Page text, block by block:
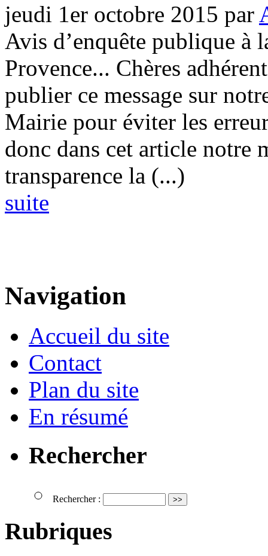
jeudi 1er octobre 2015 par
Avis d’enquête publique à
Provence... Chères
publier ce message sur
Mairie pour éviter les
donc dans cet article notre
transparence la (...)
suite
Navigation
Accueil du site
Contact
Plan du site
En résumé
Rechercher
Rechercher :
Rubriques